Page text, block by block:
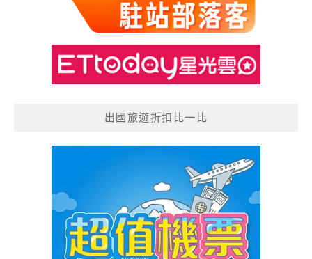
出國旅遊折扣比一比